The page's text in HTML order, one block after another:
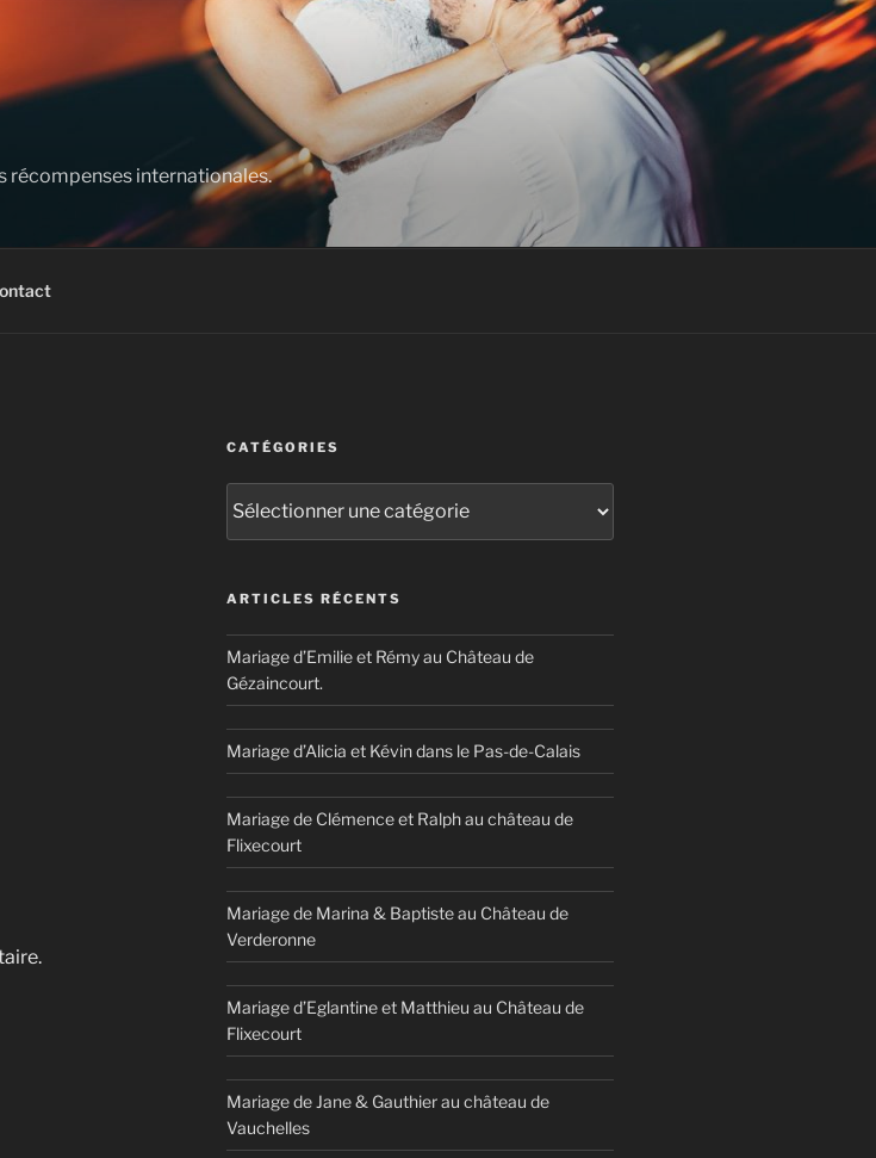
internationales.
CATÉGORIES
ARTICLES RÉCENTS
Mariage d’Emilie et Rémy au Château de
Gézaincourt.
Mariage d’Alicia et Kévin dans le Pas-de-Calais
Mariage de Clémence et Ralph au château de
Flixecourt
Mariage de Marina & Baptiste au Château de
Verderonne
Mariage d’Eglantine et Matthieu au Château de
Flixecourt
Mariage de Jane & Gauthier au château de
Vauchelles